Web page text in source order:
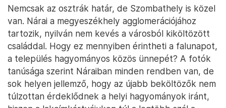
Nemcsak az osztrák határ, de Szombathely is közel
van. Nárai a megyeszékhely agglomerációjához
tartozik, nyilván nem kevés a városból kiköltözött
családdal. Hogy ez mennyiben érintheti a falunapot,
a település hagyományos közös ünnepét? A fotók
tanúsága szerint Náraiban minden rendben van, de
sok helyen jellemző, hogy az újabb beköltözők nem
túlzottan érdeklődnek a helyi hagyományok iránt,